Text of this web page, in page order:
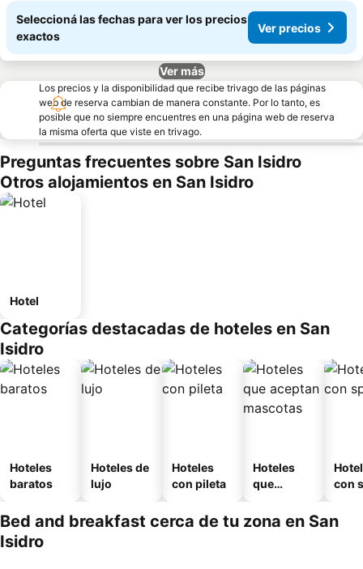
Seleccioná las fechas para ver los precios
exactos
Ver precios
Ver más
Los precios y la disponibilidad que recibe trivago de las páginas
web de reserva cambian de manera constante. Por lo tanto, es
posible que no siempre encuentres en una página web de reserva
la misma oferta que viste en trivago.
Preguntas frecuentes sobre San Isidro
Otros alojamientos en San Isidro
Hotel
Categorías destacadas de hoteles en San
Isidro
Hoteles
baratos
Hoteles de
lujo
Hoteles
con pileta
Hoteles
que
mascotas
con
Bed and breakfast cerca de tu zona en San
Isidro